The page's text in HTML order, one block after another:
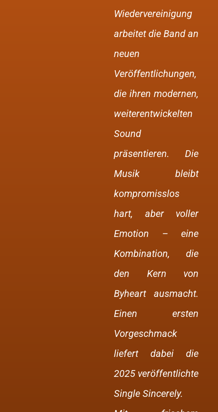
Wiedervereinigung
arbeitet die Band an
neuen
Veröffentlichungen,
die ihren modernen,
weiterentwickelten
Sound
präsentieren. Die
Musik bleibt
kompromisslos
hart, aber voller
Emotion – eine
Kombination, die
den Kern von
Byheart ausmacht.
Einen ersten
Vorgeschmack
liefert dabei die
2025 veröffentlichte
Single Sincerely.